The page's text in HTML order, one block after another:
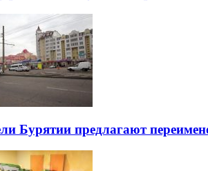
Бурятии предлагают